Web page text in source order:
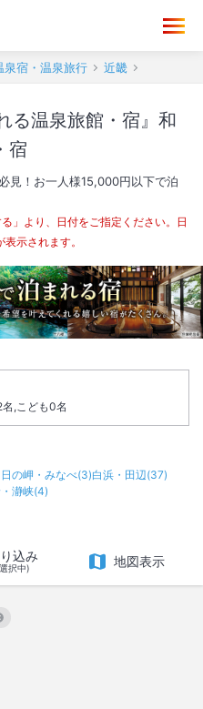
泉宿・温泉旅行 近畿
る温泉旅館・宿』和
宿
見！お一人様15,000円以下で泊
」より、日付をご指定ください。日
示されます。
,こども0名
の岬・みなべ(3)白浜・田辺(37)
瀞峡(4)
込み
択中) 地図表示